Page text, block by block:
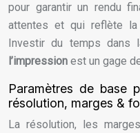
pour garantir un rendu
attentes et qui reflète
Investir du temps
l’impression est un gage
Paramètres de base
résolution, marges &
La résolution, les